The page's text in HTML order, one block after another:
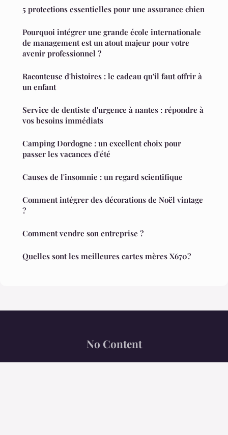
5 protections essentielles pour une assurance chien
Pourquoi intégrer une grande école internationale
de management est un atout majeur pour votre
avenir professionnel ?
Raconteuse d'histoires : le cadeau qu'il faut offrir à
un enfant
Service de dentiste d'urgence à nantes : répondre à
vos besoins immédiats
Camping Dordogne : un excellent choix pour
passer les vacances d'été
Causes de l'insomnie : un regard scientifique
Comment intégrer des décorations de Noël vintage
?
Comment vendre son entreprise ?
Quelles sont les meilleures cartes mères X670?
No Content